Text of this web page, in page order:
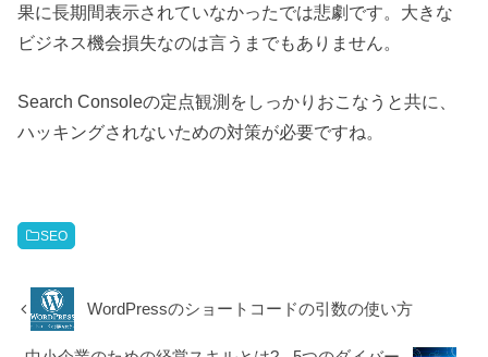
果に長期間表示されていなかったでは悲劇です。大きな
ビジネス機会損失なのは言うまでもありません。
Search Consoleの定点観測をしっかりおこなうと共に、
ハッキングされないための対策が必要ですね。
SEO
WordPressのショートコードの引数の使い方